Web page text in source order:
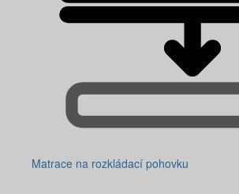
Matrace na rozkládací pohovku